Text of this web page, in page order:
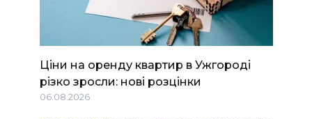
Ціни на оренду квартир в Ужгороді
різко зросли: нові розцінки
06.08.2026